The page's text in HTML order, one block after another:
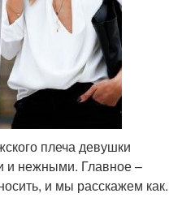
плеча девушки
и нежными. Главное –
и мы расскажем как.